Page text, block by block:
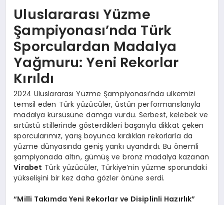
Uluslararası Yüzme
Şampiyonası’nda Türk
Sporculardan Madalya
Yağmuru: Yeni Rekorlar
Kırıldı
2024 Uluslararası Yüzme Şampiyonası’nda ülkemizi
temsil eden Türk yüzücüler, üstün performanslarıyla
madalya kürsüsüne damga vurdu. Serbest, kelebek ve
sırtüstü stillerinde gösterdikleri başarıyla dikkat çeken
sporcularımız, yarış boyunca kırdıkları rekorlarla da
yüzme dünyasında geniş yankı uyandırdı. Bu önemli
şampiyonada altın, gümüş ve bronz madalya kazanan
Virabet Türk yüzücüler, Türkiye’nin yüzme sporundaki
yükselişini bir kez daha gözler önüne serdi.
“Milli Takımda Yeni Rekorlar ve Disiplinli Hazırlık”